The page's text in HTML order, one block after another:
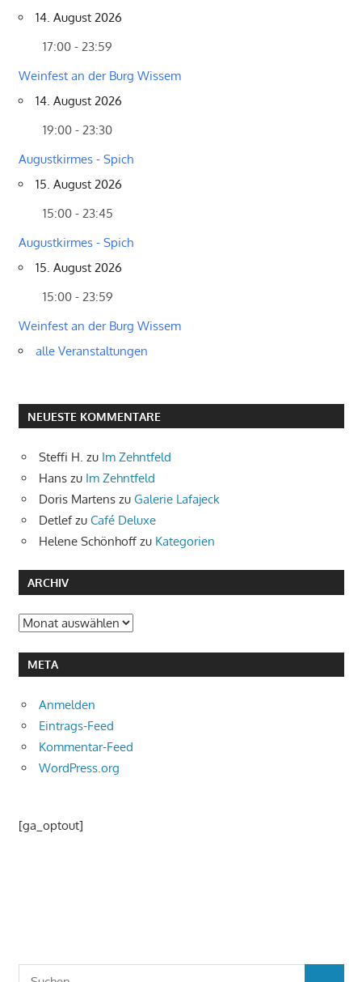
14. August 2026
17:00 - 23:59
Weinfest an der Burg Wissem
14. August 2026
19:00 - 23:30
Augustkirmes - Spich
15. August 2026
15:00 - 23:45
Augustkirmes - Spich
15. August 2026
15:00 - 23:59
Weinfest an der Burg Wissem
alle Veranstaltungen
NEUESTE KOMMENTARE
Steffi H. zu Im Zehntfeld
Hans zu Im Zehntfeld
Doris Martens zu Galerie Lafajeck
Detlefzu Café Deluxe
Helene Schönhoff zu Kategorien
ARCHIV
Archiv
META
Anmelden
Eintrags-Feed
Kommentar-Feed
WordPress.org
[ga_optout]
Suchen